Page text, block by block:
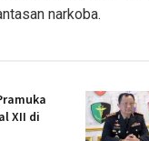
narkoba.
XII di